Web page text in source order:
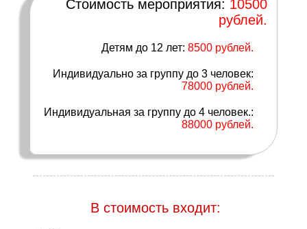
Стоимость мероприятия: 10500
рублей.
Детям до 12 лет: 8500 рублей.
Индивидуально за группу до 3 человек:
78000 рублей.
Индивидуальная за группу до 4 человек.:
88000 рублей.
В стоимость входит: